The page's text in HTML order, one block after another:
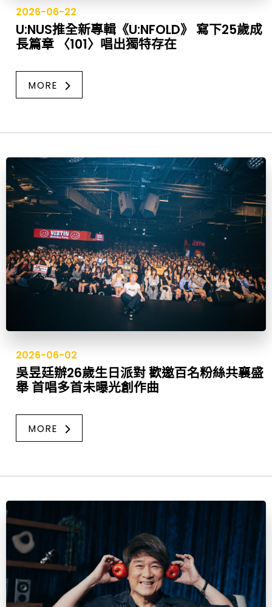
2026-06-22
U:NUS推全新專輯《U:NFOLD》 寫下25歲成
長篇章 〈101〉唱出獨特存在
MORE
2026-06-02
吳昱廷辦26歲生日派對 歡邀百名粉絲共襄盛
舉 首唱多首未曝光創作曲
MORE